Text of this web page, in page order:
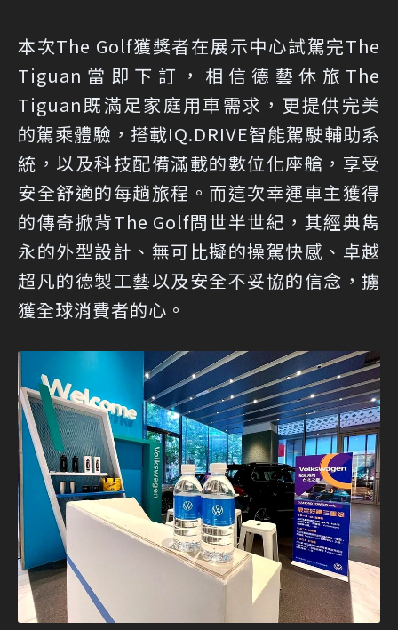
本次The Golf獲獎者在展示中心試駕完The
Tiguan當即下訂，相信德藝休旅The
Tiguan既滿足家庭用車需求，更提供完美
的駕乘體驗，搭載IQ.DRIVE智能駕駛輔助系
統，以及科技配備滿載的數位化座艙，享受
安全舒適的每趟旅程。而這次幸運車主獲得
的傳奇掀背The Golf問世半世紀，其經典雋
永的外型設計、無可比擬的操駕快感、卓越
超凡的德製工藝以及安全不妥協的信念，擄
獲全球消費者的心。